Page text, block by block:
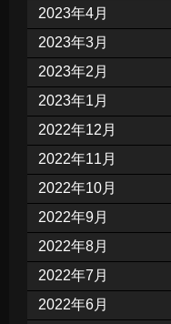
2023年4月
2023年3月
2023年2月
2023年1月
2022年12月
2022年11月
2022年10月
2022年9月
2022年8月
2022年7月
2022年6月